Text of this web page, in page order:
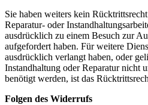
Sie haben weiters kein
Reparatur- oder
ausdrücklich zu einem Besuch zur
aufgefordert haben. Für weitere
ausdrücklich verlangt haben, oder
Instandhaltung oder Reparatur nicht
benötigt werden, ist das
Folgen des Widerrufs